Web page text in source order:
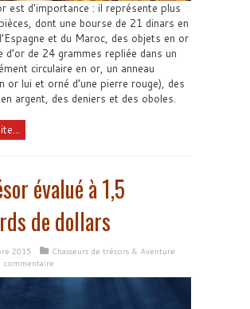
est d'importance : il représente plus
dont une bourse de 21 dinars en
et du Maroc, des objets en or
d’or de 24 grammes repliée dans un
circulaire en or, un anneau
or lui et orné d’une pierre rouge), des
argent, des deniers et des oboles.
évalué à 1,5
de dollars
2015
Chasseurs de trésors & Aventure
commentaire